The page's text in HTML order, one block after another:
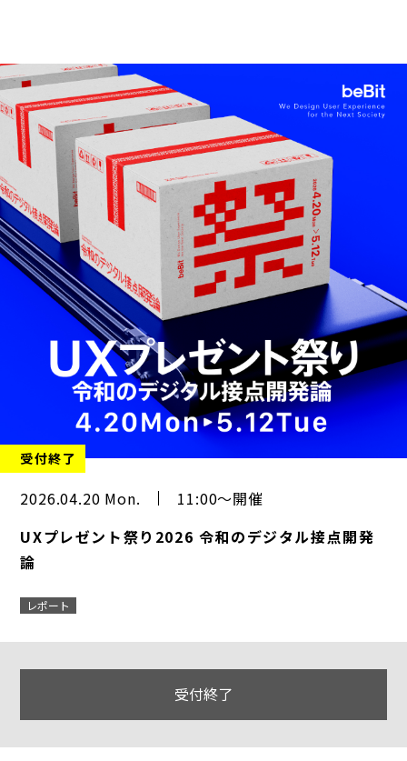
受付終了
2026.04.20 Mon.
11:00～開催
UXプレゼント祭り2026 令和のデジタル接点開発
論
レポート
受付終了